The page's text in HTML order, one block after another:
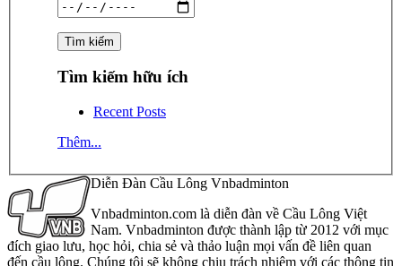
Tìm kiếm hữu ích
Recent Posts
Thêm...
Diễn Đàn Cầu Lông Vnbadminton
Vnbadminton.com là diễn đàn về Cầu Lông Việt
Nam. Vnbadminton được thành lập từ 2012 với mục
đích giao lưu, học hỏi, chia sẻ và thảo luận mọi vấn đề liên quan
đến cầu lông. Chúng tôi sẽ không chịu trách nhiệm với các thông tin